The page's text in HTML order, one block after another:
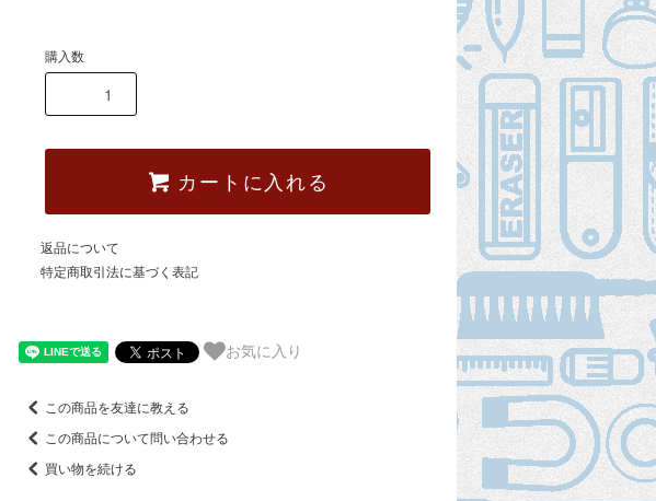
購入数
カートに入れる
返品について
特定商取引法に基づく表記
お気に入り
この商品を友達に教える
この商品について問い合わせる
買い物を続ける